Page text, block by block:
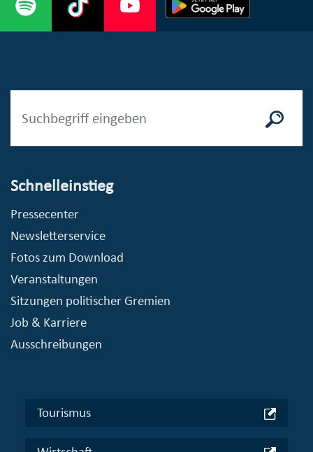
Schnelleinstieg
Pressecenter
Newsletterservice
Fotos zum Download
Veranstaltungen
Sitzungen politischer Gremien
Job & Karriere
Ausschreibungen
Tourismus